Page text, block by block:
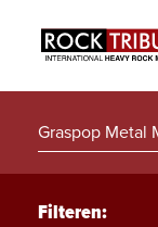
Filteren: